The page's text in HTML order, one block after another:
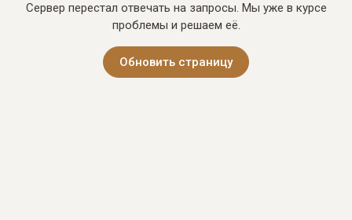
Сервер перестал отвечать на запросы. Мы уже в курсе
проблемы и решаем её.
Обновить страницу